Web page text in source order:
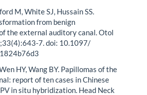
M, White SJ, Hussain SS.
from benign
the external auditory canal. Otol
7. doi: 10.1097/
HY, Wang BY. Papillomas of the
report of ten cases in Chinese
in situ hybridization. Head Neck